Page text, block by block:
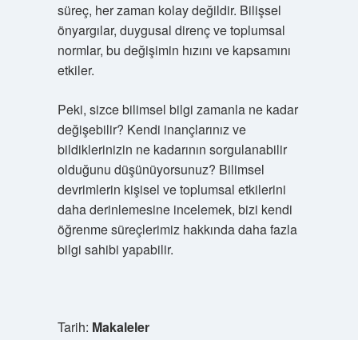
süreç, her zaman kolay değildir. Bilişsel
önyargılar, duygusal direnç ve toplumsal
normlar, bu değişimin hızını ve kapsamını
etkiler.
Peki, sizce bilimsel bilgi zamanla ne kadar
değişebilir? Kendi inançlarınız ve
bildiklerinizin ne kadarının sorgulanabilir
olduğunu düşünüyorsunuz? Bilimsel
devrimlerin kişisel ve toplumsal etkilerini
daha derinlemesine incelemek, bizi kendi
öğrenme süreçlerimiz hakkında daha fazla
bilgi sahibi yapabilir.
Tarih: Makaleler